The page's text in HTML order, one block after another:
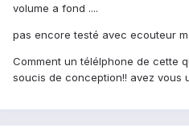
volume a fond ....
pas encore testé avec ecouteur
Comment un télélphone de cette
soucis de conception!! avez vous